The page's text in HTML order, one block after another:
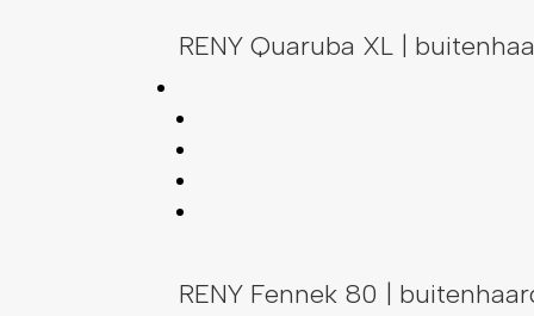
RENY Quaruba XL |
RENY Fennek 80 |